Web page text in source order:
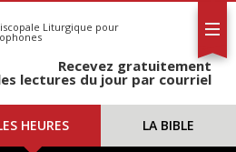
Liturgique pour
Recevez gratuitement
lectures du jour par courriel
HEURES LA BIBLE